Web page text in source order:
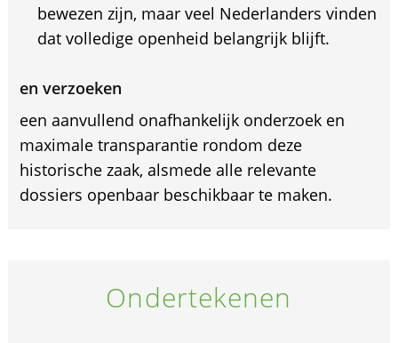
bewezen zijn, maar veel Nederlanders vinden
dat volledige openheid belangrijk blijft.
en verzoeken
een aanvullend onafhankelijk onderzoek en
maximale transparantie rondom deze
historische zaak, alsmede alle relevante
dossiers openbaar beschikbaar te maken.
Ondertekenen